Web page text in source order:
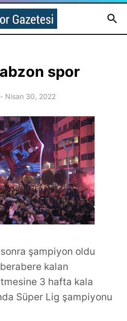
spor
- Nisan 30, 2022
şampiyon oldu
kalan
3 hafta kala
Süper Lig şampiyonu